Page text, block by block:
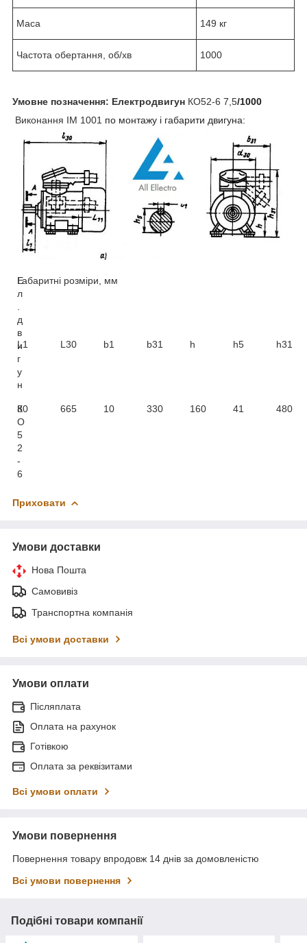
Маса 149 кг
Частота обертання, об/хв 1000
Умовне позначення: Електродвигун КО52-6 7,5/1000
Виконання IM 1001 по монтажу і габарити двигуна:
Е
л
д
в
и
г
у
н
Габаритні розміри, мм
L1 L30 b1 b31 h h5 h31
К
О
5
2
-
6
80 665 10 330 160 41 480
Приховати
Умови доставки
Нова Пошта
Самовивіз
Транспортна компанія
Всі умови доставки
Умови оплати
Післяплата
Оплата на рахунок
Готівкою
Оплата за реквізитами
Всі умови оплати
Умови повернення
Повернення товару впродовж 14 днів за домовленістю
Всі умови повернення
Подібні товари компанії